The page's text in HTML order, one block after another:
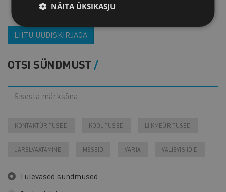
LIITU UUDISKIRJAGA
OTSI SÜNDMUST
KONTAKTÜRITUSED KOOLITUSED LIIKMEÜRITUSED
JÄRELVAATAMINE MESSID VARIA VÄLISVISIIDID
Tulevased sündmused
NÄITA ÜKSIKASJU